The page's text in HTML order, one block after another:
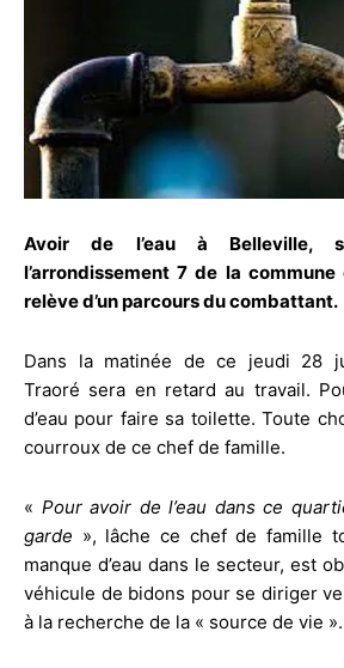
Avoir de l’eau à Belleville,
l’arrondissement 7 de la
relève d’un parcours du combattant.
Dans la matinée de ce jeudi 28
Traoré sera en retard au travail.
d’eau pour faire sa toilette. Toute
courroux de ce chef de famille.
« Pour avoir de l’eau dans ce
garde », lâche ce chef de famille
manque d’eau dans le secteur, est
véhicule de bidons pour se diriger
à la recherche de la « source de vie ».